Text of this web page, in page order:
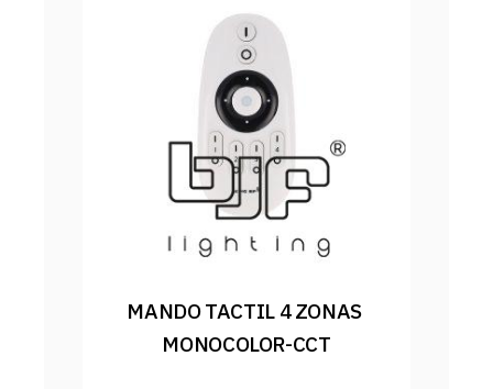
MANDO TACTIL 4 ZONAS
MONOCOLOR-CCT